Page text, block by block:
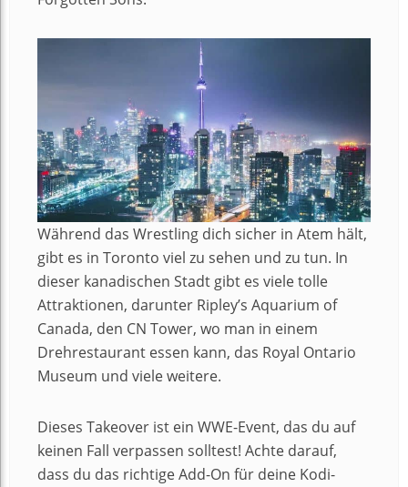
Während das Wrestling dich sicher in Atem hält,
gibt es in Toronto viel zu sehen und zu tun. In
dieser kanadischen Stadt gibt es viele tolle
Attraktionen, darunter Ripley’s Aquarium of
Canada, den CN Tower, wo man in einem
Drehrestaurant essen kann, das Royal Ontario
Museum und viele weitere.
Dieses Takeover ist ein WWE-Event, das du auf
keinen Fall verpassen solltest! Achte darauf,
dass du das richtige Add-On für deine Kodi-